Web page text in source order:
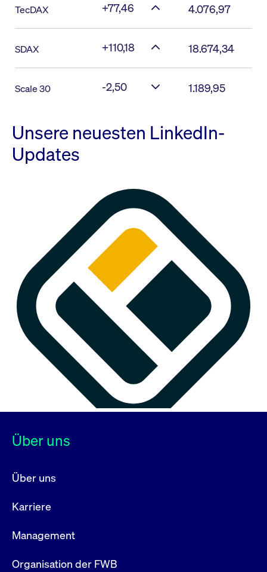
TecDAX +77,46 4.076,97
SDAX +110,18 18.674,34
Scale 30 -2,50 1.189,95
Unsere neuesten LinkedIn-
Updates
Über uns
Über uns
Karriere
Management
Organisation der FWB